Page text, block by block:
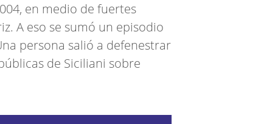
en medio de fuertes
A eso se sumó un episodio
persona salió a defenestrar
de Siciliani sobre